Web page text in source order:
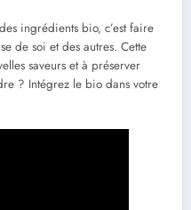
ingrédients bio, c’est faire
de soi et des autres. Cette
saveurs et à préserver
? Intégrez le bio dans votre